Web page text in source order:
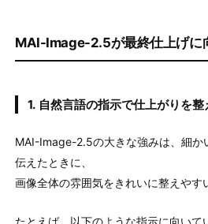
MAI-Image-2.5が最終仕上げに
1. 自然言語の指示で仕上がりを整
MAI-Image-2.5の大きな強みは、細か
伝えたときに、
画像全体の雰囲気をきれいに整えやす
たとえば、以下のような指示に向いて